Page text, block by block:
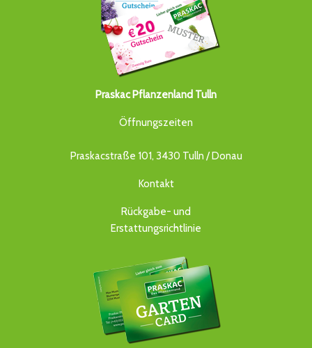
Praskac Pflanzenland Tulln
Öffnungszeiten
Praskacstraße 101, 3430 Tulln / Donau
Kontakt
Rückgabe- und
Erstattungsrichtlinie